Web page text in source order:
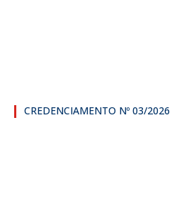
CREDENCIAMENTO Nº 03/2026